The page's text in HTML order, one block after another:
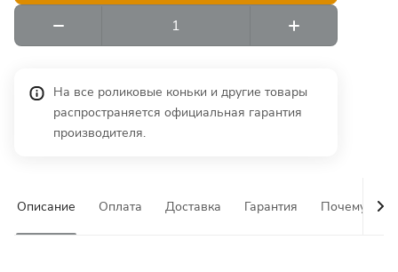
На все роликовые коньки и другие товары
распространяется официальная гарантия
производителя.
Описание Оплата Доставка Гарантия Почему у